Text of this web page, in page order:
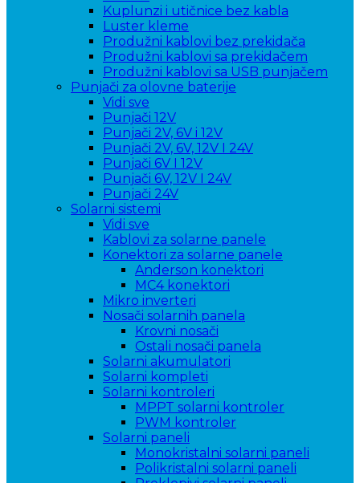
Kuplunzi i utičnice bez kabla
Luster kleme
Produžni kablovi bez prekidača
Produžni kablovi sa prekidačem
Produžni kablovi sa USB punjačem
Punjači za olovne baterije
Vidi sve
Punjači 12V
Punjači 2V, 6V i 12V
Punjači 2V, 6V, 12V I 24V
Punjači 6V I 12V
Punjači 6V, 12V I 24V
Punjači 24V
Solarni sistemi
Vidi sve
Kablovi za solarne panele
Konektori za solarne panele
Anderson konektori
MC4 konektori
Mikro inverteri
Nosači solarnih panela
Krovni nosači
Ostali nosači panela
Solarni akumulatori
Solarni kompleti
Solarni kontroleri
MPPT solarni kontroler
PWM kontroler
Solarni paneli
Monokristalni solarni paneli
Polikristalni solarni paneli